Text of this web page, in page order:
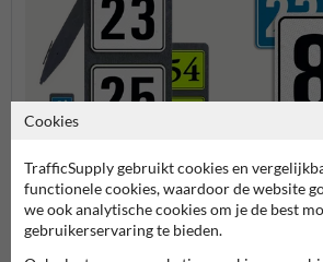
Huisnummerpaal met twee
nummers
Cookies
TrafficSupply gebruikt cookies en
functionele cookies, waardoor de website
we ook analytische cookies om je de best
gebruikerservaring te bieden.